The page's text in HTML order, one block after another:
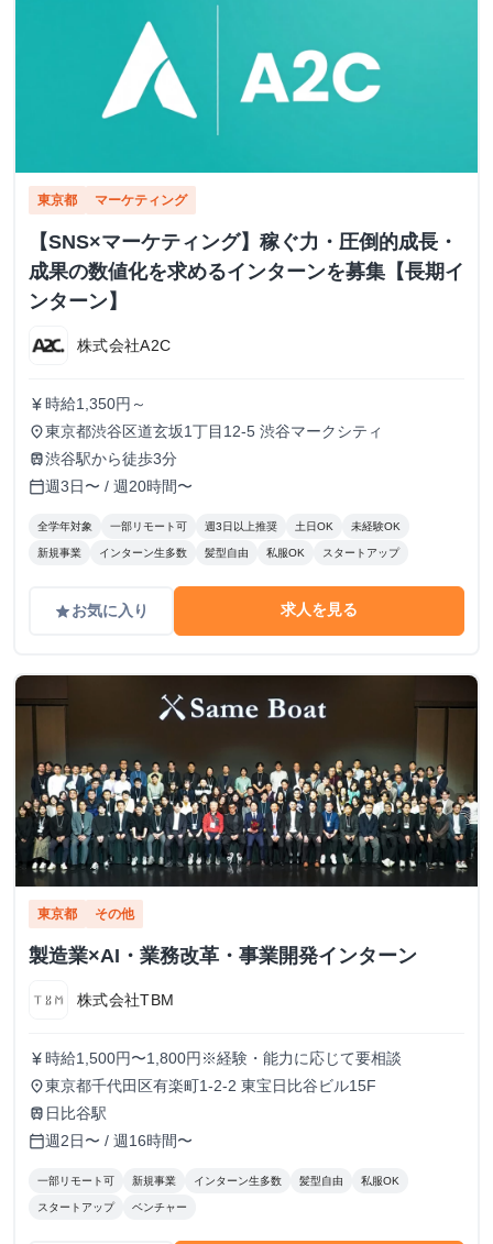
東京都 マーケティング
【SNS×マーケティング】稼ぐ力・圧倒的成長・
成果の数値化を求めるインターンを募集【長期イ
ンターン】
株式会社A2C
currency_yen 時給1,350円～
place東京都渋谷区道玄坂1丁目12-5 渋谷マークシティ
train渋谷駅から徒歩3分
calendar_today週3日〜 / 週20時間〜
全学年対象 一部リモート可 週3日以上推奨 土日OK 未経験OK
新規事業 インターン生多数 髪型自由 私服OK スタートアップ
gradeお気に入り 求人を見る
東京都 その他
製造業×AI・業務改革・事業開発インターン
株式会社TBM
currency_yen 時給1,500円〜1,800円※経験・能力に応じて要相談
place東京都千代田区有楽町1-2-2 東宝日比谷ビル15F
train 日比谷駅
calendar_today週2日〜 / 週16時間〜
一部リモート可 新規事業 インターン生多数 髪型自由 私服OK
スタートアップ ベンチャー